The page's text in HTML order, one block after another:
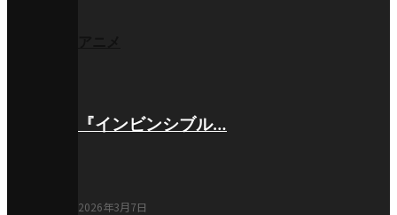
『インビンシブル…
2026年3月7日